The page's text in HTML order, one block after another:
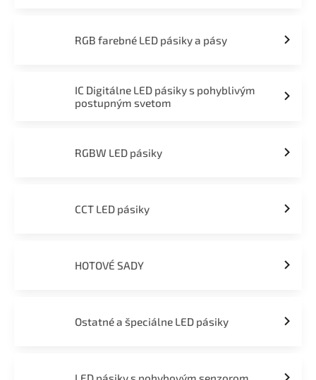
RGB farebné LED pásiky a pásy
IC Digitálne LED pásiky s pohyblivým
postupným svetom
RGBW LED pásiky
CCT LED pásiky
HOTOVÉ SADY
Ostatné a špeciálne LED pásiky